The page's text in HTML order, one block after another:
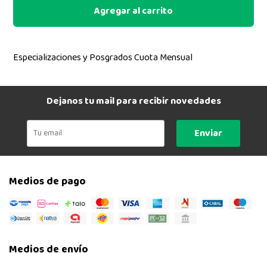
Agregar al carrito
Especializaciones y Posgrados Cuota Mensual
Dejanos tu mail para recibir novedades
Enviar
Medios de pago
Medios de envío